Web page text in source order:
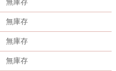
無庫存
無庫存
無庫存
無庫存